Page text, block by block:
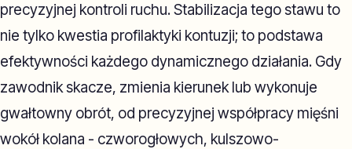
precyzyjnej kontroli ruchu. Stabilizacja tego stawu to
nie tylko kwestia profilaktyki kontuzji; to podstawa
efektywności każdego dynamicznego działania. Gdy
zawodnik skacze, zmienia kierunek lub wykonuje
gwałtowny obrót, od precyzyjnej współpracy mięśni
wokół kolana - czworogłowych, kulszowo-